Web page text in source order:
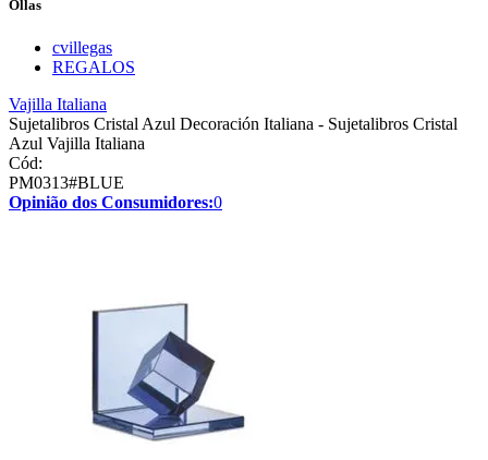
Ollas
cvillegas
REGALOS
Vajilla Italiana
Sujetalibros Cristal Azul Decoración Italiana - Sujetalibros Cristal
Azul Vajilla Italiana
Cód:
PM0313#BLUE
Opinião dos Consumidores:0